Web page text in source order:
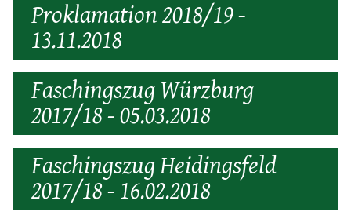
Proklamation 2018/19 -
13.11.2018
Faschingszug Würzburg
2017/18 - 05.03.2018
Faschingszug Heidingsfeld
2017/18 - 16.02.2018